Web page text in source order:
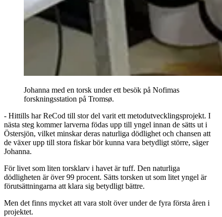
Johanna med en torsk under ett besök på Nofimas
forskningsstation på Tromsø.
- Hittills har ReCod till stor del varit ett metodutvecklingsprojekt. I
nästa steg kommer larverna födas upp till yngel innan de sätts ut i
Östersjön, vilket minskar deras naturliga dödlighet och chansen att
de växer upp till stora fiskar bör kunna vara betydligt större, säger
Johanna.
För livet som liten torsklarv i havet är tuff. Den naturliga
dödligheten är över 99 procent. Sätts torsken ut som litet yngel är
förutsättningarna att klara sig betydligt bättre.
Men det finns mycket att vara stolt över under de fyra första åren i
projektet.